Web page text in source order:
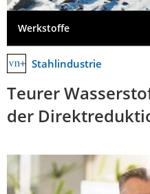
Werkstoffe
Stahlindustrie
Teurer
der